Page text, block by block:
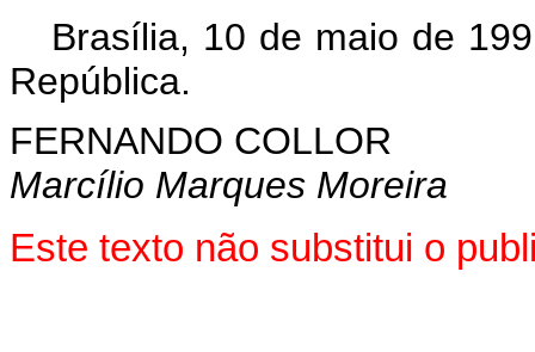
Brasília, 10 de maio de
República.
FERNANDO COLLOR
Marcílio Marques Moreira
Este texto não substitui o